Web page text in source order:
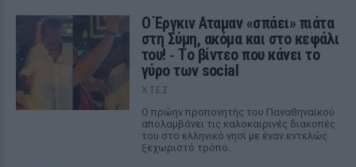
Ο Έργκιν Αταμαν «σπάει» πιάτα
στη Σύμη, ακόμα και στο κεφάλι
του! ‑ Tο βίντεο που κάνει το
γύρο των social
ΧΤΕΣ
Ο πρώην προπονητής του Παναθηναϊκού
απολαμβάνει τις καλοκαιρινές διακοπές
του στο ελληνικό νησί με έναν εντελώς
ξεχωριστό τρόπο.